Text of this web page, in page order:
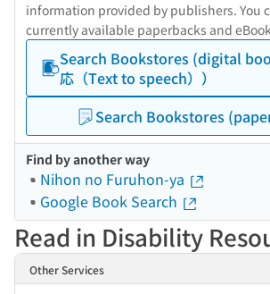
information provided by publishers. You
currently available paperbacks and
Search Bookstores (digital
応（Text to speech））
Search Bookstores
Find by another way
Nihon no Furuhon-ya
Google Book Search
Read in Disability
Other Services